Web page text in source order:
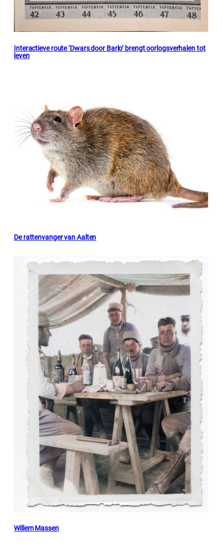
Interactieve route ‘Dwars door Barlo’ brengt oorlogsverhalen tot
leven
De rattenvanger van Aalten
Willem Massen